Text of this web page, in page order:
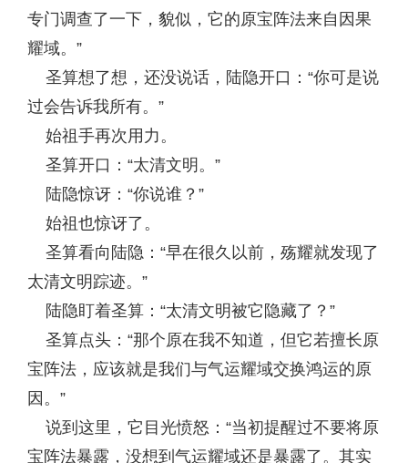
专门调查了一下，貌似，它的原宝阵法来自因果
耀域。”
圣算想了想，还没说话，陆隐开口：“你可是说
过会告诉我所有。”
始祖手再次用力。
圣算开口：“太清文明。”
陆隐惊讶：“你说谁？”
始祖也惊讶了。
圣算看向陆隐：“早在很久以前，殇耀就发现了
太清文明踪迹。”
陆隐盯着圣算：“太清文明被它隐藏了？”
圣算点头：“那个原在我不知道，但它若擅长原
宝阵法，应该就是我们与气运耀域交换鸿运的原
因。”
说到这里，它目光愤怒：“当初提醒过不要将原
宝阵法暴露，没想到气运耀域还是暴露了。其实